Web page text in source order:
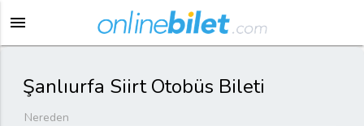
menu
Şanlıurfa Siirt Otobüs Bileti
Nereden